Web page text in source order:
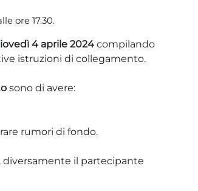
ore 17.30.
4 aprile 2024 compilando
istruzioni di collegamento.
sono di avere:
rumori di fondo.
diversamente il partecipante